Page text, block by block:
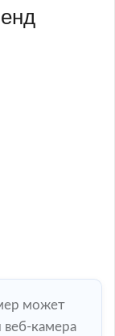
может
веб-камера